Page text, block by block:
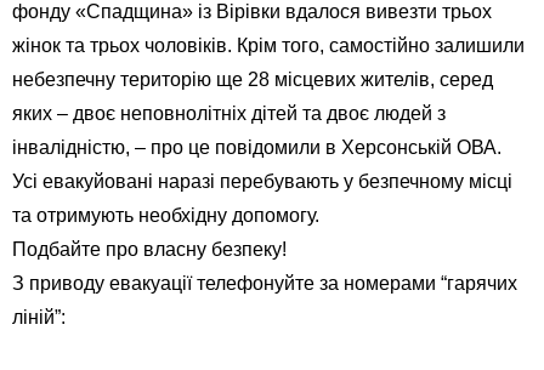
фонду «Спадщина» із Вірівки вдалося вивезти трьох
жінок та трьох чоловіків. Крім того, самостійно залишили
небезпечну територію ще 28 місцевих жителів, серед
яких – двоє неповнолітніх дітей та двоє людей з
інвалідністю, – про це повідомили в Херсонській ОВА.
Усі евакуйовані наразі перебувають у безпечному місці
та отримують необхідну допомогу.
Подбайте про власну безпеку!
З приводу евакуації телефонуйте за номерами “гарячих
ліній”: